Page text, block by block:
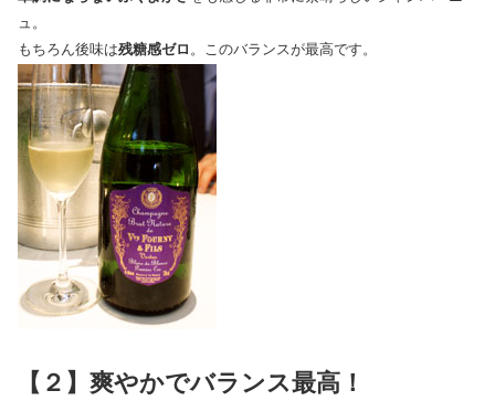
ュ。
もちろん後味は残糖感ゼロ 。このバランスが最高です。
【２】爽やかでバランス最高！